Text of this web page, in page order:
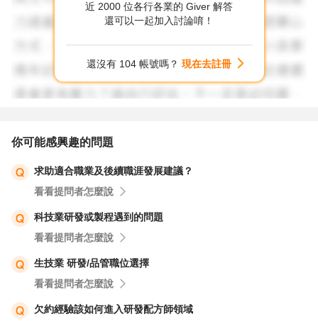
近 2000 位各行各業的 Giver 解答
還可以一起加入討論唷！
還沒有 104 帳號嗎？ 現在去註冊
你可能感興趣的問題
求助適合職業及後續職涯發展建議？
看看提問者怎麼說
科技業研發或製程遇到的問題
看看提問者怎麼說
生技業 研發/品管職位選擇
看看提問者怎麼說
欠約經驗該如何進入研發配方師領域